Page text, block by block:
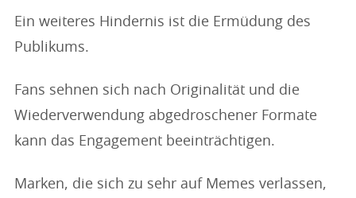
Ein weiteres Hindernis ist die Ermüdung des
Publikums.
Fans sehnen sich nach Originalität und die
Wiederverwendung abgedroschener Formate
kann das Engagement beeinträchtigen.
Marken, die sich zu sehr auf Memes verlassen,